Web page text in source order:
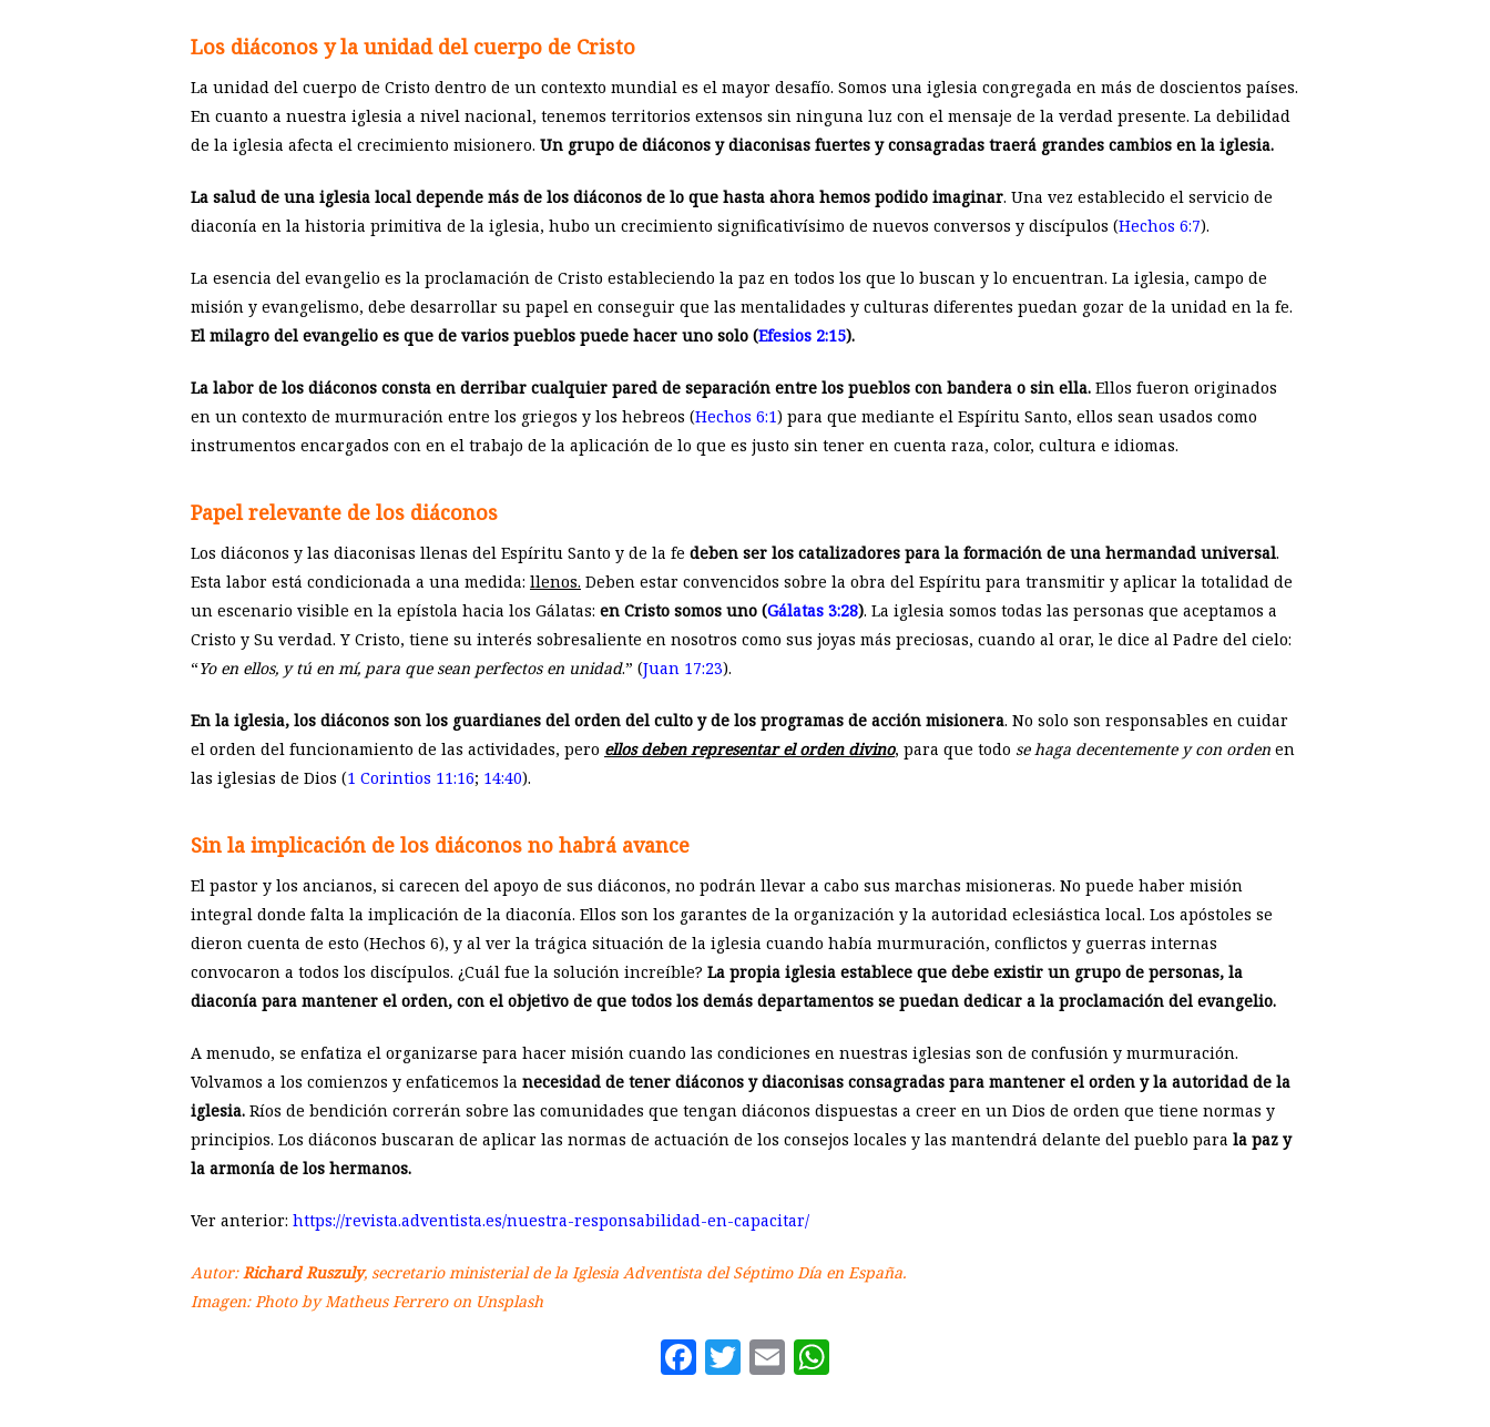
Los diáconos y la unidad del cuerpo de Cristo
La unidad del cuerpo de Cristo dentro de un contexto mundial es el mayor desafío. Somos una iglesia congregada en más de doscientos países.
En cuanto a nuestra iglesia a nivel nacional, tenemos territorios extensos sin ninguna luz con el mensaje de la verdad presente. La debilidad
de la iglesia afecta el crecimiento misionero. Un grupo de diáconos y diaconisas fuertes y consagradas traerá grandes cambios en la iglesia.
La salud de una iglesia local depende más de los diáconos de lo que hasta ahora hemos podido imaginar. Una vez establecido el servicio de
diaconía en la historia primitiva de la iglesia, hubo un crecimiento significativísimo de nuevos conversos y discípulos (Hechos 6:7).
La esencia del evangelio es la proclamación de Cristo estableciendo la paz en todos los que lo buscan y lo encuentran. La iglesia, campo de
misión y evangelismo, debe desarrollar su papel en conseguir que las mentalidades y culturas diferentes puedan gozar de la unidad en la fe.
El milagro del evangelio es que de varios pueblos puede hacer uno solo (Efesios 2:15).
La labor de los diáconos consta en derribar cualquier pared de separación entre los pueblos con bandera o sin ella. Ellos fueron originados
en un contexto de murmuración entre los griegos y los hebreos (Hechos 6:1) para que mediante el Espíritu Santo, ellos sean usados como
instrumentos encargados con en el trabajo de la aplicación de lo que es justo sin tener en cuenta raza, color, cultura e idiomas.
Papel relevante de los diáconos
Los diáconos y las diaconisas llenas del Espíritu Santo y de la fe deben ser los catalizadores para la formación de una hermandad universal.
Esta labor está condicionada a una medida: llenos. Deben estar convencidos sobre la obra del Espíritu para transmitir y aplicar la totalidad de
un escenario visible en la epístola hacia los Gálatas: en Cristo somos uno (Gálatas 3:28). La iglesia somos todas las personas que aceptamos a
Cristo y Su verdad. Y Cristo, tiene su interés sobresaliente en nosotros como sus joyas más preciosas, cuando al orar, le dice al Padre del cielo:
“Yo en ellos, y tú en mí, para que sean perfectos en unidad.” (Juan 17:23).
En la iglesia, los diáconos son los guardianes del orden del culto y de los programas de acción misionera. No solo son responsables en cuidar
el orden del funcionamiento de las actividades, pero ellos deben representar el orden divino, para que todo se haga decentemente y con orden en
las iglesias de Dios (1 Corintios 11:16; 14:40).
Sin la implicación de los diáconos no habrá avance
El pastor y los ancianos, si carecen del apoyo de sus diáconos, no podrán llevar a cabo sus marchas misioneras. No puede haber misión
integral donde falta la implicación de la diaconía. Ellos son los garantes de la organización y la autoridad eclesiástica local. Los apóstoles se
dieron cuenta de esto (Hechos 6), y al ver la trágica situación de la iglesia cuando había murmuración, conflictos y guerras internas
convocaron a todos los discípulos. ¿Cuál fue la solución increíble? La propia iglesia establece que debe existir un grupo de personas, la
diaconía para mantener el orden, con el objetivo de que todos los demás departamentos se puedan dedicar a la proclamación del evangelio.
A menudo, se enfatiza el organizarse para hacer misión cuando las condiciones en nuestras iglesias son de confusión y murmuración.
Volvamos a los comienzos y enfaticemos la necesidad de tener diáconos y diaconisas consagradas para mantener el orden y la autoridad de la
iglesia. Ríos de bendición correrán sobre las comunidades que tengan diáconos dispuestas a creer en un Dios de orden que tiene normas y
principios. Los diáconos buscaran de aplicar las normas de actuación de los consejos locales y las mantendrá delante del pueblo para la paz y
la armonía de los hermanos.
Ver anterior: https://revista.adventista.es/nuestra-responsabilidad-en-capacitar/
Autor:Richard Ruszuly, secretario ministerial de la Iglesia Adventista del Séptimo Día en España.
Imagen: Photo byMatheus Ferreroon Unsplash
Facebook
Twitter
Email